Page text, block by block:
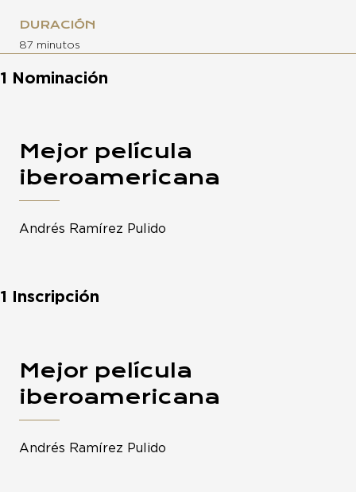
DURACIÓN
87 minutos
1 Nominación
Mejor película
iberoamericana
Andrés Ramírez Pulido
1 Inscripción
Mejor película
iberoamericana
Andrés Ramírez Pulido